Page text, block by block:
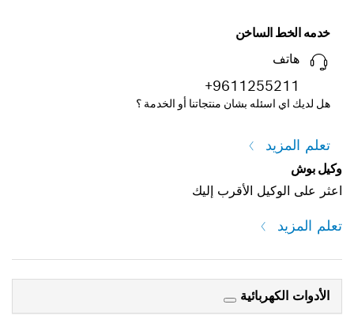
خدمه الخط الساخن
هاتف
+9611255211
هل لديك اي اسئله بشان منتجاتنا أو الخدمة ؟
تعلم المزيد
وكيل بوش
اعثر على الوكيل الأقرب إليك
تعلم المزيد
الأدوات الكهربائية